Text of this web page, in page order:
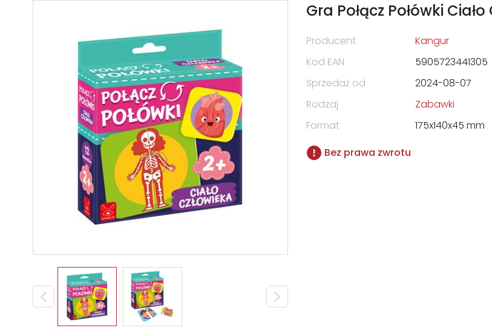
Gra Połącz Połówki Ciało
Producent
Kangur
Kod EAN
5905723441305
Sprzedaż od
2024-08-07
Rodzaj
Zabawki
Format
175x140x45 mm
Bez prawa zwrotu